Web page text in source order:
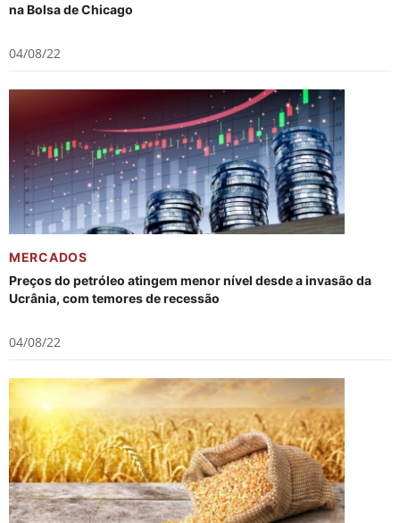
na Bolsa de Chicago
04/08/22
MERCADOS
Preços do petróleo atingem menor nível desde a invasão da
Ucrânia, com temores de recessão
04/08/22